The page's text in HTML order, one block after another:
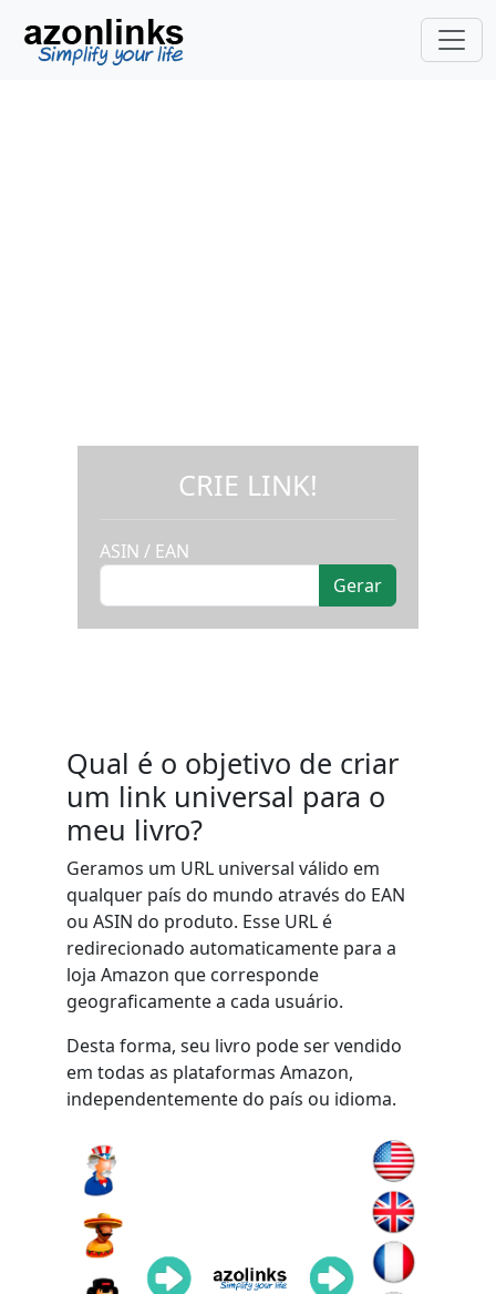
CRIE LINK!
ASIN / EAN
Qual é o objetivo de criar
um link universal para o
meu livro?
Geramos um URL universal válido em
qualquer país do mundo através do EAN
ou ASIN do produto. Esse URL é
redirecionado automaticamente para a
loja Amazon que corresponde
geograficamente a cada usuário.
Desta forma, seu livro pode ser vendido
em todas as plataformas Amazon,
independentemente do país ou idioma.